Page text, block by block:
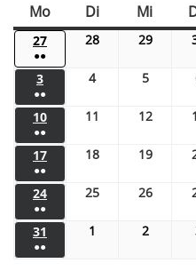
Mo
Di Mi
27
●●
28 29
3
●●
4 5
10
●●
11 12
17
●●
18 19
24
●●
25 26
31
●●
1 2